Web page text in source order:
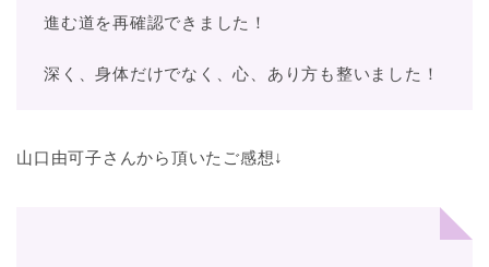
進む道を再確認できました！
深く、身体だけでなく、心、あり方も整いました！
山口由可子さんから頂いたご感想↓